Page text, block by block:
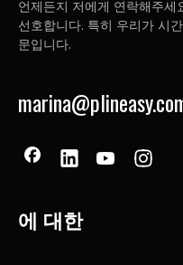
언제든지 저에게 연락해주세
선호합니다. 특히 우리가 시
문입니다.
에 대한